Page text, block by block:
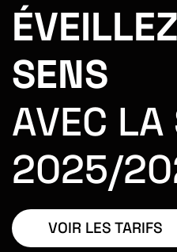
SENS
AVEC LA
2025/
VOIR LES TARIFS